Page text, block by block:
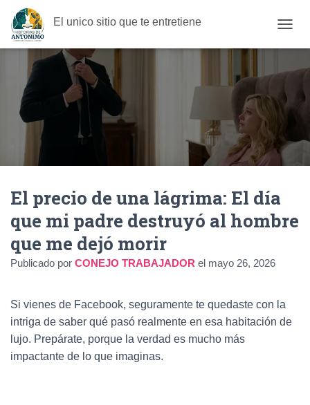
El unico sitio que te entretiene
A
B
A
O
O
A
Ó
N
El precio de una lágrima: El día
que mi padre destruyó al hombre
que me dejó morir
Publicado por CONEJO TRABAJADOR el mayo 26, 2026
Si vienes de Facebook, seguramente te quedaste con la
intriga de saber qué pasó realmente en esa habitación de
lujo. Prepárate, porque la verdad es mucho más
impactante de lo que imaginas.